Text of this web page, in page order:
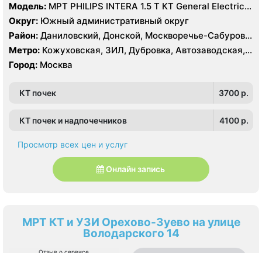
Модель: МРТ PHILIPS INTERA 1.5 T КТ General Electric
LIGHT SPEED 64 среза
Округ: Южный административный округ
Район: Даниловский, Донской, Москворечье-Сабурово,
Нагатино-Садовники, Нагатинский Затон, Нагорный
Метро: Кожуховская, ЗИЛ, Дубровка, Автозаводская,
Нагатинская, Технопарк, Тульская, Угрешская
Город: Москва
КТ почек 3700 p.
КТ почек и надпочечников 4100 p.
Просмотр всех цен и услуг
Онлайн запись
МРТ КТ и УЗИ Орехово-Зуево на улице
Володарского 14
Отзыв о сервисе